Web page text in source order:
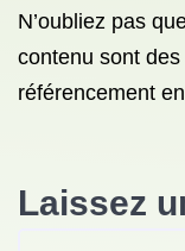
N’oubliez pas
contenu sont
référencement
Laissez